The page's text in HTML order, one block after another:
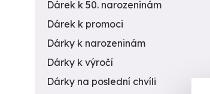
Dárek k 50. narozeninám
Dárek k promoci
Dárky k narozeninám
Dárky k výročí
Dárky na poslední chvíli